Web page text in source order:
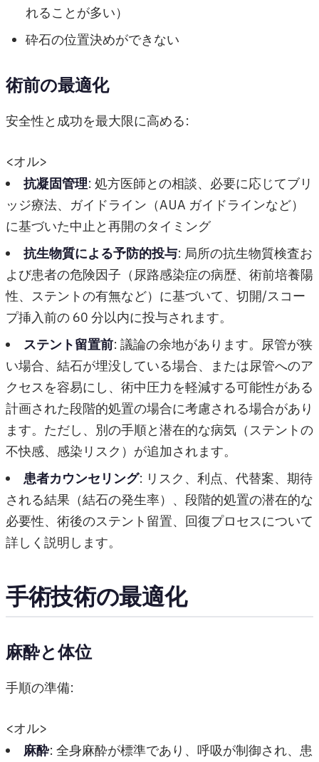
れることが多い）
砕石の位置決めができない
術前の最適化
安全性と成功を最大限に高める:
<オル>
抗凝固管理: 処方医師との相談、必要に応じてブリ
ッジ療法、ガイドライン（AUA ガイドラインなど）
に基づいた中止と再開のタイミング
抗生物質による予防的投与: 局所の抗生物質検査お
よび患者の危険因子（尿路感染症の病歴、術前培養陽
性、ステントの有無など）に基づいて、切開/スコー
プ挿入前の 60 分以内に投与されます。
ステント留置前: 議論の余地があります。尿管が狭
い場合、結石が埋没している場合、または尿管へのア
クセスを容易にし、術中圧力を軽減する可能性がある
計画された段階的処置の場合に考慮される場合があり
ます。ただし、別の手順と潜在的な病気（ステントの
不快感、感染リスク）が追加されます。
患者カウンセリング: リスク、利点、代替案、期待
される結果（結石の発生率）、段階的処置の潜在的な
必要性、術後のステント留置、回復プロセスについて
詳しく説明します。
手術技術の最適化
麻酔と体位
手順の準備:
<オル>
麻酔: 全身麻酔が標準であり、呼吸が制御され、患